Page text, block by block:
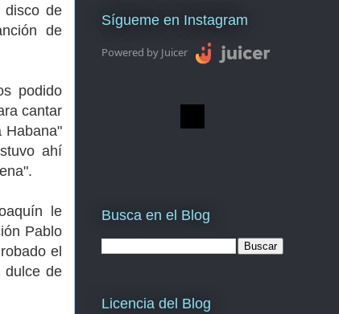
disco de
de
podido
cantar
Habana"
ahí
le
Pablo
el
dulce de
Sígueme en Instagram
Powered by Juicer
Busca en el Blog
Licencia del Blog